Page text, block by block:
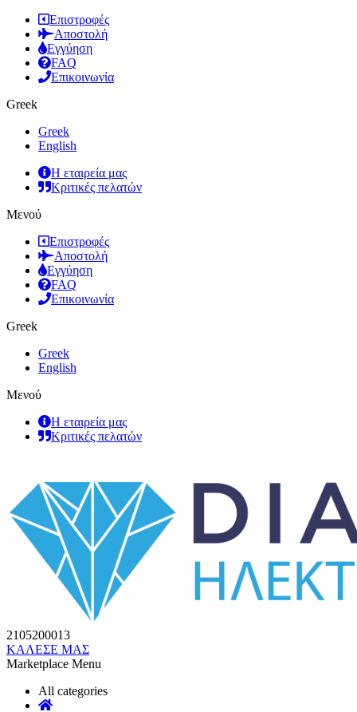
Επιστροφές
Αποστολή
Εγγύηση
FAQ
Επικοινωνία
Greek
Greek
English
Η εταιρεία μας
Κριτικές πελατών
Μενού
Επιστροφές
Αποστολή
Εγγύηση
FAQ
Επικοινωνία
Greek
Greek
English
Μενού
Η εταιρεία μας
Κριτικές πελατών
2105200013
ΚΑΛΕΣΕ ΜΑΣ
Marketplace Menu
All categories